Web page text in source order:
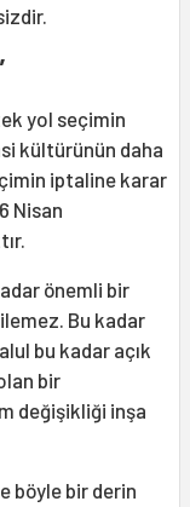
yol seçimin
kültürünün daha
iptaline karar
Nisan
önemli bir
Bu kadar
bu kadar açık
bir
değişikliği inşa
böyle bir derin